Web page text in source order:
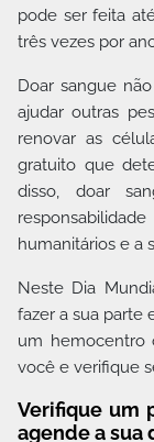
pode ser feita
três vezes por
Doar sangue
ajudar outras
renovar as
gratuito que
disso, doar
humanitários e a
Neste Dia
fazer a sua parte
um hemocentro
você e verifique
Verifique um
agende a sua